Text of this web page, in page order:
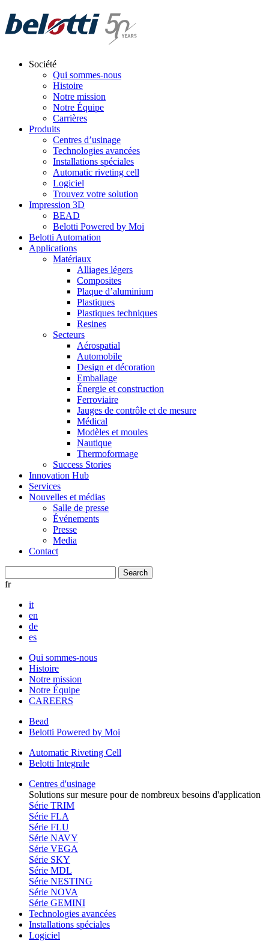
to
content
Société
Qui sommes-nous
Histoire
Notre mission
Notre Équipe
Carrières
Produits
Centres d’usinage
Technologies avancées
Installations spéciales
Automatic riveting cell
Logiciel
Trouvez votre solution
Impression 3D
BEAD
Belotti Powered by Moi
Belotti Automation
Applications
Matériaux
Alliages légers
Composites
Plaque d’aluminium
Plastiques
Plastiques techniques
Resines
Secteurs
Aérospatial
Automobile
Design et décoration
Emballage
Énergie et construction
Ferroviaire
Jauges de contrôle et de mesure
Médical
Modèles et moules
Nautique
Thermoformage
Success Stories
Innovation Hub
Services
Nouvelles et médias
Salle de presse
Événements
Presse
Media
Contact
fr
it
en
de
es
Qui sommes-nous
Histoire
Notre mission
Notre Équipe
CAREERS
Bead
Belotti Powered by Moi
Automatic Riveting Cell
Belotti Integrale
Centres d'usinage
Solutions sur mesure pour de nombreux besoins d'application
Série TRIM
Série FLA
Série FLU
Série NAVY
Série VEGA
Série SKY
Série MDL
Série NESTING
Série NOVA
Série GEMINI
Technologies avancées
Installations spéciales
Logiciel